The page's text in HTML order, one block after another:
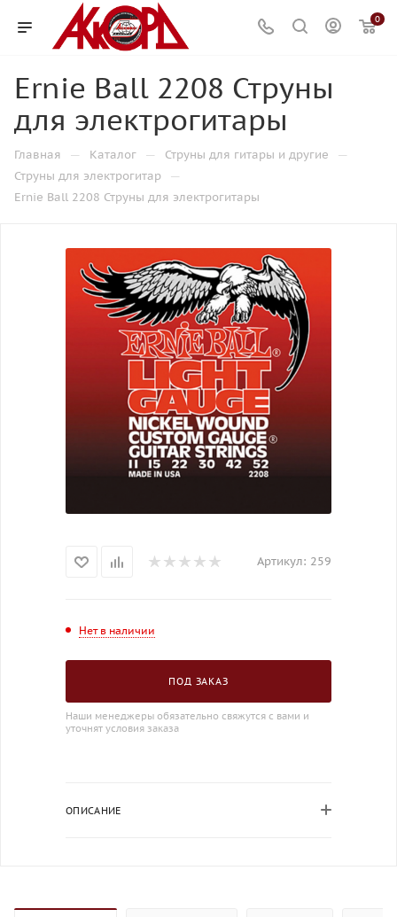
0
Ernie Ball 2208 Струны
для электрогитары
Главная — Каталог — Струны для гитары и другие —
Струны для электрогитар —
Ernie Ball 2208 Струны для электрогитары
Артикул: 259
Нет в наличии
ПОД ЗАКАЗ
Наши менеджеры обязательно свяжутся с вами и
уточнят условия заказа
ОПИСАНИЕ